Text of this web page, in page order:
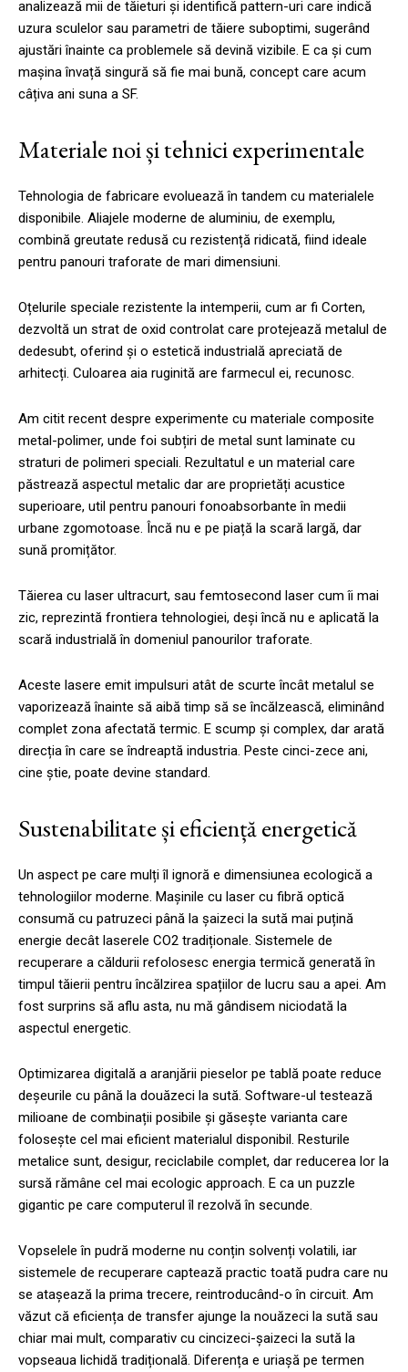
analizează mii de tăieturi și identifică pattern-uri care indică
uzura sculelor sau parametri de tăiere suboptimi, sugerând
ajustări înainte ca problemele să devină vizibile. E ca și cum
mașina învață singură să fie mai bună, concept care acum
câțiva ani suna a SF.
Materiale noi și tehnici experimentale
Tehnologia de fabricare evoluează în tandem cu materialele
disponibile. Aliajele moderne de aluminiu, de exemplu,
combină greutate redusă cu rezistență ridicată, fiind ideale
pentru panouri traforate de mari dimensiuni.
Oțelurile speciale rezistente la intemperii, cum ar fi Corten,
dezvoltă un strat de oxid controlat care protejează metalul de
dedesubt, oferind și o estetică industrială apreciată de
arhitecți. Culoarea aia ruginită are farmecul ei, recunosc.
Am citit recent despre experimente cu materiale composite
metal-polimer, unde foi subțiri de metal sunt laminate cu
straturi de polimeri speciali. Rezultatul e un material care
păstrează aspectul metalic dar are proprietăți acustice
superioare, util pentru panouri fonoabsorbante în medii
urbane zgomotoase. Încă nu e pe piață la scară largă, dar
sună promițător.
Tăierea cu laser ultracurt, sau femtosecond laser cum îi mai
zic, reprezintă frontiera tehnologiei, deși încă nu e aplicată la
scară industrială în domeniul panourilor traforate.
Aceste lasere emit impulsuri atât de scurte încât metalul se
vaporizează înainte să aibă timp să se încălzească, eliminând
complet zona afectată termic. E scump și complex, dar arată
direcția în care se îndreaptă industria. Peste cinci-zece ani,
cine știe, poate devine standard.
Sustenabilitate și eficiență energetică
Un aspect pe care mulți îl ignoră e dimensiunea ecologică a
tehnologiilor moderne. Mașinile cu laser cu fibră optică
consumă cu patruzeci până la șaizeci la sută mai puțină
energie decât laserele CO2 tradiționale. Sistemele de
recuperare a căldurii refolosesc energia termică generată în
timpul tăierii pentru încălzirea spațiilor de lucru sau a apei. Am
fost surprins să aflu asta, nu mă gândisem niciodată la
aspectul energetic.
Optimizarea digitală a aranjării pieselor pe tablă poate reduce
deșeurile cu până la douăzeci la sută. Software-ul testează
milioane de combinații posibile și găsește varianta care
folosește cel mai eficient materialul disponibil. Resturile
metalice sunt, desigur, reciclabile complet, dar reducerea lor la
sursă rămâne cel mai ecologic approach. E ca un puzzle
gigantic pe care computerul îl rezolvă în secunde.
Vopselele în pudră moderne nu conțin solvenți volatili, iar
sistemele de recuperare captează practic toată pudra care nu
se atașează la prima trecere, reintroducând-o în circuit. Am
văzut că eficiența de transfer ajunge la nouăzeci la sută sau
chiar mai mult, comparativ cu cincizeci-șaizeci la sută la
vopseaua lichidă tradițională. Diferența e uriașă pe termen